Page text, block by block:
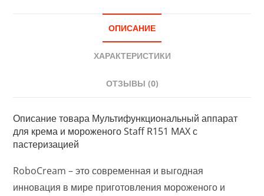
ОПИСАНИЕ
ХАРАКТЕРИСТИКИ
ОТЗЫВЫ (0)
Описание товара Мультифункциональный аппарат
для крема и мороженого Staff R151 MAX с
пастеризацией
RoboCream – это современная и выгодная
инновация в мире приготовления мороженого и